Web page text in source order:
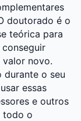
doutorado é o
teórica para
novo.
durante o seu
essas
e outros
todo o